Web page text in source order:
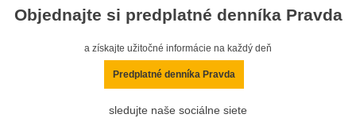
Objednajte si predplatné denníka Pravda
a získajte užitočné informácie na každý deň
Predplatné denníka Pravda
sledujte naše sociálne siete